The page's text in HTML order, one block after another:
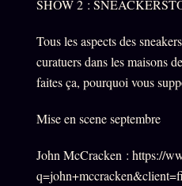
SHOW 2 :
Tous les aspects des
curatuers dans les maisons
faites ça, pourquoi vous
Mise en scene septembre
John McCracken : https://